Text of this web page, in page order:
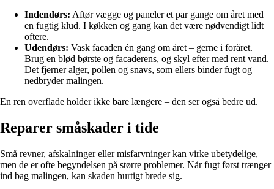
Indendørs: Aftør vægge og paneler et par gange om året med
en fugtig klud. I køkken og gang kan det være nødvendigt lidt
oftere.
Udendørs: Vask facaden én gang om året – gerne i foråret.
Brug en blød børste og facaderens, og skyl efter med rent vand.
Det fjerner alger, pollen og snavs, som ellers binder fugt og
nedbryder malingen.
En ren overflade holder ikke bare længere – den ser også bedre ud.
Reparer småskader i tide
Små revner, afskalninger eller misfarvninger kan virke ubetydelige,
men de er ofte begyndelsen på større problemer. Når fugt først trænger
ind bag malingen, kan skaden hurtigt brede sig.